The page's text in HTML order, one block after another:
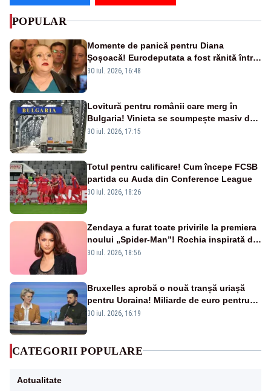
POPULAR
Momente de panică pentru Diana
Șoșoacă! Eurodeputata a fost rănită într-
un accident rutier
30 iul. 2026, 16:48
Lovitură pentru românii care merg în
Bulgaria! Vinieta se scumpește masiv de
la 1 august
30 iul. 2026, 17:15
Totul pentru calificare! Cum începe FCSB
partida cu Auda din Conference League
30 iul. 2026, 18:26
Zendaya a furat toate privirile la premiera
noului „Spider-Man”! Rochia inspirată de
pânza de păianjen a făcut senzație
30 iul. 2026, 18:56
Bruxelles aprobă o nouă tranșă uriașă
pentru Ucraina! Miliarde de euro pentru
armament și apărare
30 iul. 2026, 16:19
CATEGORII POPULARE
Actualitate